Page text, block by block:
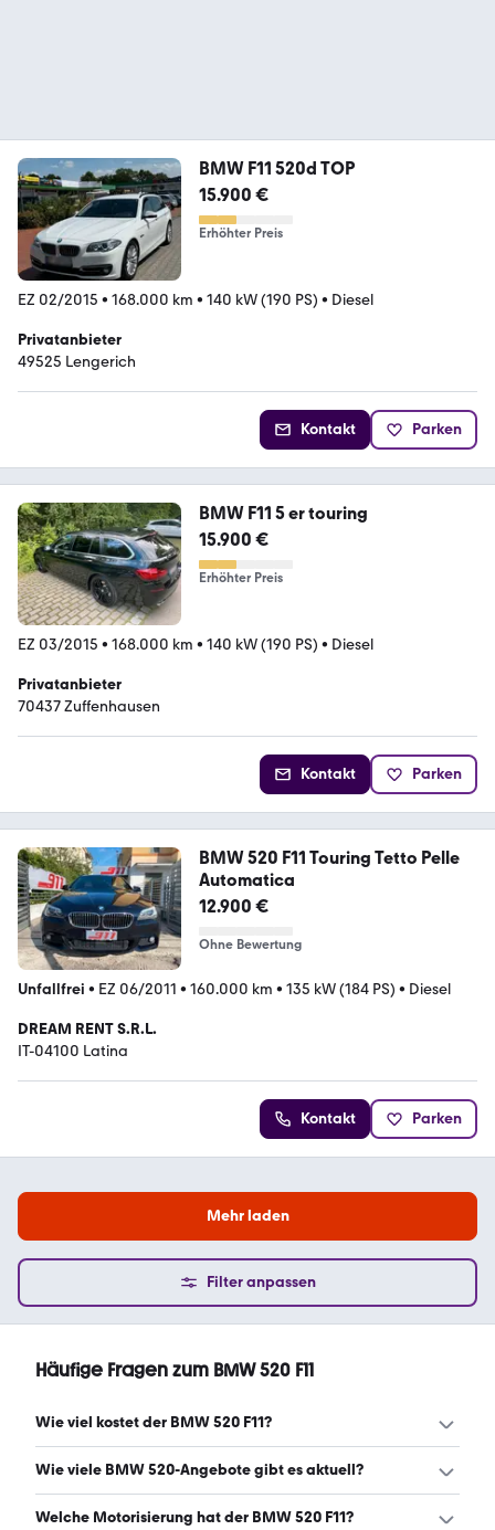
BMW F11 520d TOP
15.900 €
Erhöhter Preis
EZ 02/2015 • 168.000 km • 140 kW (190 PS) • Diesel
Privatanbieter
49525 Lengerich
Kontakt Parken
BMW F11 5 er touring
15.900 €
Erhöhter Preis
EZ 03/2015 • 168.000 km • 140 kW (190 PS) • Diesel
Privatanbieter
70437 Zuffenhausen
Kontakt Parken
BMW 520 F11 Touring Tetto Pelle
Automatica
12.900 €
Ohne Bewertung
Unfallfrei • EZ 06/2011 • 160.000 km • 135 kW (184 PS) • Diesel
DREAM RENT S.R.L.
IT-04100 Latina
Kontakt Parken
Mehr laden
Filter anpassen
Häufige Fragen zum BMW 520 F11
Wie viel kostet der BMW 520 F11?
Ein guter Preis für einen BMW 520 F11 liegt zwischen 7.500
Wie viele BMW 520-Angebote gibt es aktuell?
Es gibt insgesamt 222 BMW 520 bei mobile.de, davon 222
Welche Motorisierung hat der BMW 520 F11?